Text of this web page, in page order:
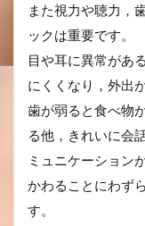
また視力や聴力，
ックは重要です。
目や耳に異常があ
にくくなり，外出
歯が弱ると食べ物
る他，きれいに会
ミュニケーション
かわることにわず
す。